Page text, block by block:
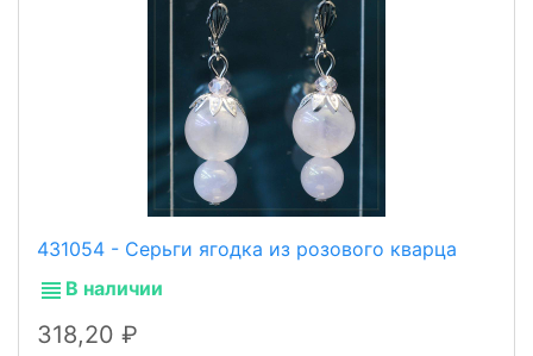
431054 - Серьги ягодка из розового кварца
В наличии
318,20